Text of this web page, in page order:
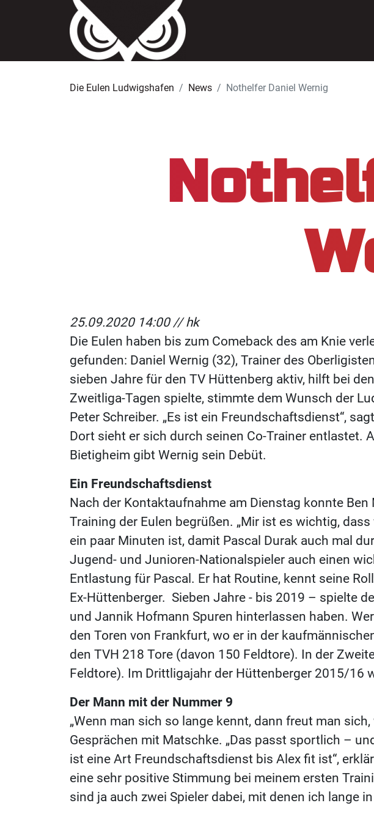
Die Eulen Ludwigshafen News
Nothelfer Daniel Wernig
25.09.2020 14:00 //hk
Die Eulen haben bis zum Comeback des am Knie
gefunden: Daniel Wernig (32), Trainer des
sieben Jahre für den TV Hüttenberg aktiv, hilft bei
Zweitliga-Tagen spielte, stimmte dem Wunsch der
Peter Schreiber. „Es ist ein Freundschaftsdienst“,
Dort sieht er sich durch seinen Co-Trainer entlastet.
Bietigheim gibt Wernig sein Debüt.
Ein Freundschaftsdienst
Nach der Kontaktaufnahme am Dienstag konnte
Training der Eulen begrüßen. „Mir ist es wichtig,
ein paar Minuten ist, damit Pascal Durak auch mal
Jugend- und Junioren-Nationalspieler auch einen
Entlastung für Pascal. Er hat Routine, kennt seine
Ex-Hüttenberger. Sieben Jahre - bis 2019 – spielte
und Jannik Hofmann Spuren hinterlassen haben.
den Toren von Frankfurt, wo er in der
den TVH 218 Tore (davon 150 Feldtore). In der
Feldtore). Im Drittligajahr der Hüttenberger 2015/16
Der Mann mit der Nummer 9
„Wenn man sich so lange kennt, dann freut man
Gesprächen mit Matschke. „Das passt sportlich –
ist eine Art Freundschaftsdienst bis Alex fit ist“,
eine sehr positive Stimmung bei meinem ersten
sind ja auch zwei Spieler dabei, mit denen ich lange